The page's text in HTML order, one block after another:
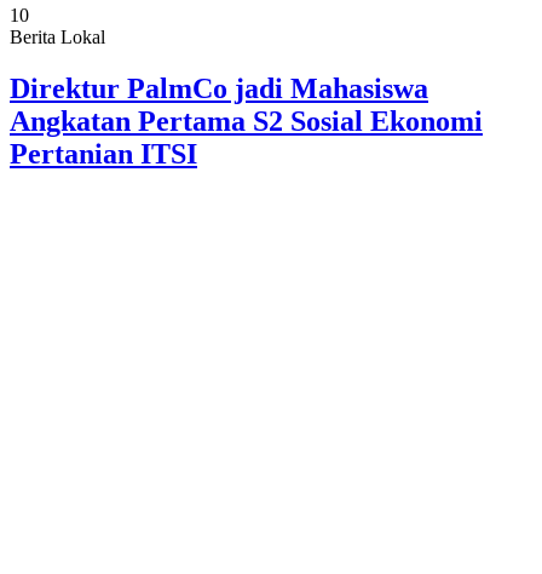
10
Berita Lokal
Direktur PalmCo jadi Mahasiswa
Angkatan Pertama S2 Sosial Ekonomi
Pertanian ITSI